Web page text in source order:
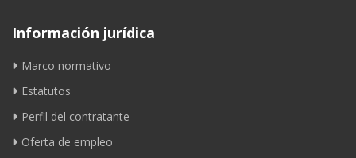
Información jurídica
Marco normativo
Estatutos
Perfil del contratante
Oferta de empleo